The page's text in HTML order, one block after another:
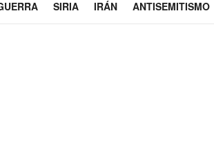
SIRIA IRÁN ANTISEMITISMO